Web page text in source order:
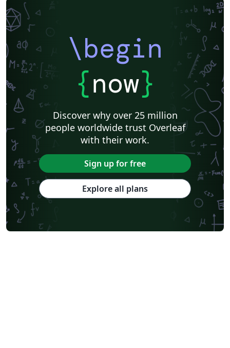
\begin
{now}
Discover why over 25 million
people worldwide trust Overleaf
with their work.
Sign up for free
Explore all plans